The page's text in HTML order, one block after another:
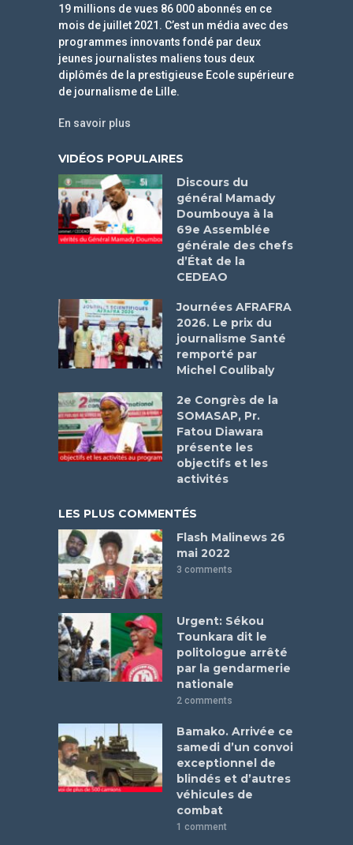
19 millions de vues 86 000 abonnés en ce
mois de juillet 2021. C’est un média avec des
programmes innovants fondé par deux
jeunes journalistes maliens tous deux
diplômés de la prestigieuse Ecole supérieure
de journalisme de Lille.
En savoir plus
VIDÉOS POPULAIRES
Discours du
général Mamady
Doumbouya à la
69e Assemblée
générale des chefs
d’État de la
CEDEAO
Journées AFRAFRA
2026. Le prix du
journalisme Santé
remporté par
Michel Coulibaly
2e Congrès de la
SOMASAP, Pr.
Fatou Diawara
présente les
objectifs et les
activités
LES PLUS COMMENTÉS
Flash Malinews 26
mai 2022
3 comments
Urgent: Sékou
Tounkara dit le
politologue arrêté
par la gendarmerie
nationale
2 comments
Bamako. Arrivée ce
samedi d’un convoi
exceptionnel de
blindés et d’autres
véhicules de
combat
1 comment